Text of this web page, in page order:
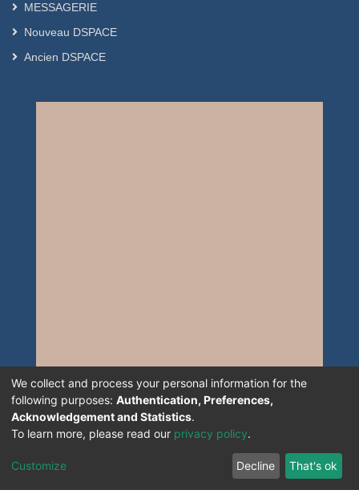
MESSAGERIE
Nouveau DSPACE
Ancien DSPACE
We collect and process your personal information for the
following purposes: Authentication, Preferences,
Acknowledgement and Statistics.
To learn more, please read our privacy policy.
Customize Decline That's ok